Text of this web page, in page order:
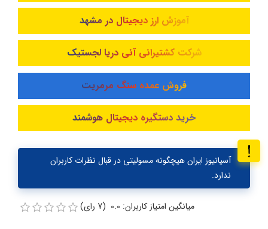
آموزش ارز دیجیتال در مشهد
شرکت کشتیرانی آنی دریا لجستیک
فروش عمده سنگ مرمریت
خرید دستگیره دیجیتال هوشمند
آسیانیوز ایران هیچگونه مسولیتی در قبال نظرات کاربران
ندارد.
میانگین امتیاز کاربران: 0.0 (7 رای)